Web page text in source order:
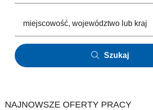
Szukaj
NAJNOWSZE OFERTY PRACY